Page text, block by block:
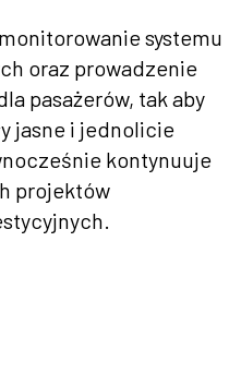
systemu
oraz prowadzenie
pasażerów, tak aby
jasne i jednolicie
kontynuuje
projektów